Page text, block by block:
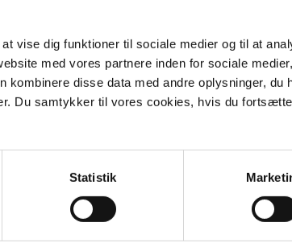
vise dig funktioner til sociale medier og til at
med vores partnere inden for sociale medier,
kombinere disse data med andre oplysninger, du
Du samtykker til vores cookies, hvis du
Statistik